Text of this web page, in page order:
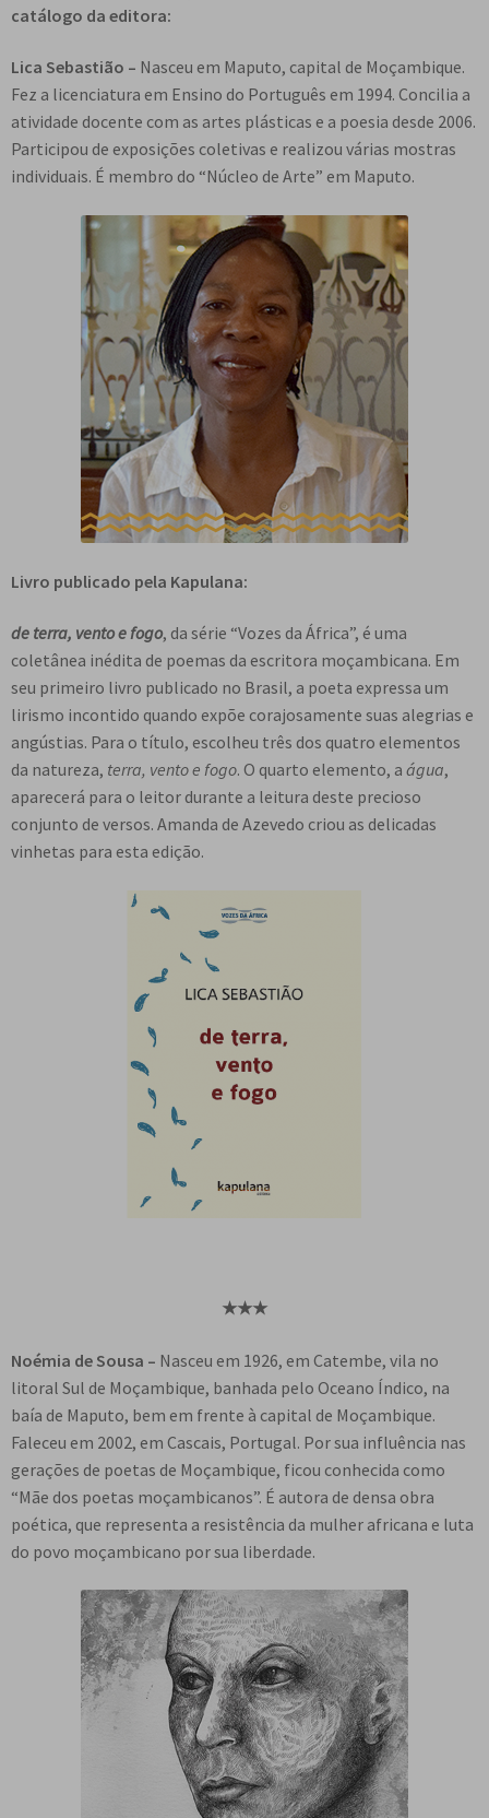
catálogo da editora:
Lica Sebastião – Nasceu em Maputo, capital de Moçambique.
Fez a licenciatura em Ensino do Português em 1994. Concilia a
atividade docente com as artes plásticas e a poesia desde 2006.
Participou de exposições coletivas e realizou várias mostras
individuais. É membro do “Núcleo de Arte” em Maputo.
Livro publicado pela Kapulana:
de terra, vento e fogo, da série “Vozes da África”, é uma
coletânea inédita de poemas da escritora moçambicana. Em
seu primeiro livro publicado no Brasil, a poeta expressa um
lirismo incontido quando expõe corajosamente suas alegrias e
angústias. Para o título, escolheu três dos quatro elementos
da natureza, terra, vento e fogo. O quarto elemento, a água,
aparecerá para o leitor durante a leitura deste precioso
conjunto de versos. Amanda de Azevedo criou as delicadas
vinhetas para esta edição.
★★★
Noémia de Sousa – Nasceu em 1926, em Catembe, vila no
litoral Sul de Moçambique, banhada pelo Oceano Índico, na
baía de Maputo, bem em frente à capital de Moçambique.
Faleceu em 2002, em Cascais, Portugal. Por sua influência nas
gerações de poetas de Moçambique, ficou conhecida como
“Mãe dos poetas moçambicanos”. É autora de densa obra
poética, que representa a resistência da mulher africana e luta
do povo moçambicano por sua liberdade.